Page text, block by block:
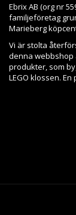
Ebrix AB (org nr
familjeföretag
Marieberg
Vi är stolta
denna webbshop
produkter, som
LEGO klossen.